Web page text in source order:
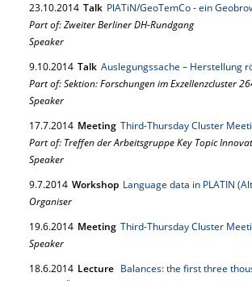
23.10.2014 Talk PlATiN/GeoTemCo - ein
Part of: Zweiter Berliner DH-Rundgang
Speaker
9.10.2014 Talk Auslegungssache – Herstellung
Part of: Sektion: Forschungen im Exzellenzcluster
Speaker
17.7.2014 Meeting Third-Thursday Cluster
Part of: Treffen der Arbeitsgruppe Key Topic
Speaker
9.7.2014 Workshop Language data in PLATIN
Organiser
19.6.2014 Meeting Third-Thursday Cluster
Speaker
18.6.2014 Lecture Balances: the first three